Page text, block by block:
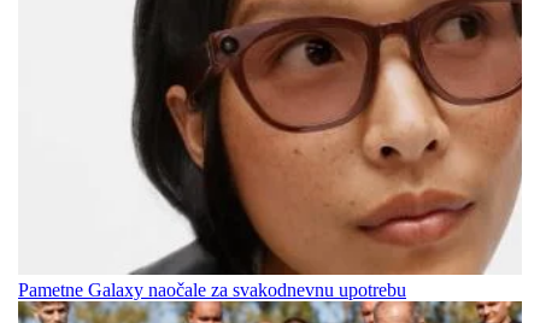
Pametne Galaxy naočale za svakodnevnu upotrebu